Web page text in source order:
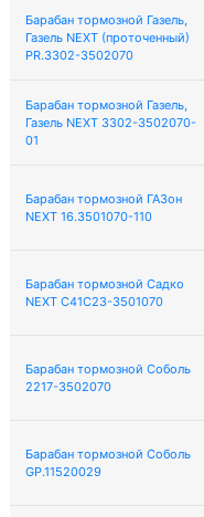
Барабан тормозной Газель,
Газель NEXT (проточенный)
PR.3302-3502070
Барабан тормозной Газель,
Газель NEXT 3302-3502070-
01
Барабан тормозной ГАЗон
NEXT 16.3501070-110
Барабан тормозной Садко
NEXT C41C23-3501070
Барабан тормозной Соболь
2217-3502070
Барабан тормозной Соболь
GP.11520029